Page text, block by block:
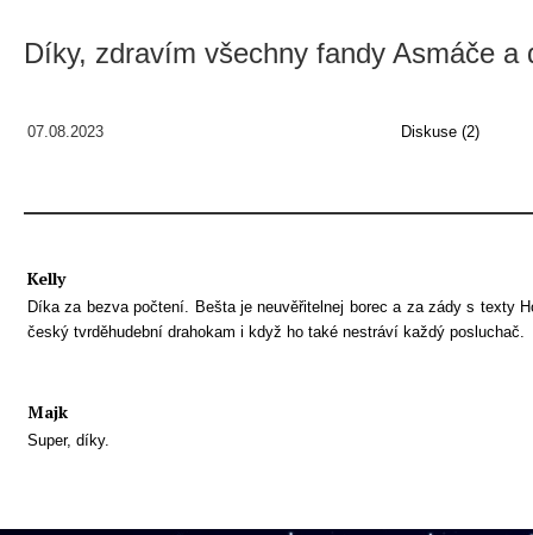
Díky, zdravím všechny fandy Asmáče a
07.08.2023 Diskuse (2)
Kelly
Díka za bezva počtení. Bešta je neuvěřitelnej borec a za zády s texty
český tvrděhudební drahokam i když ho také nestráví každý posluchač.
Majk
Super, díky.